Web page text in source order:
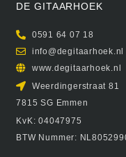
DE GITAARHOEK
0591 64 07 18
info@degitaarhoek.nl
www.degitaarhoek.nl
Weerdingerstraat 81
7815 SG Emmen
KvK: 04047975
BTW Nummer: